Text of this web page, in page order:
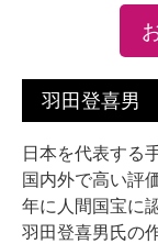
羽田登喜男
日本を代表する
国内外で高い評
年に人間国宝に
羽田登喜男氏の